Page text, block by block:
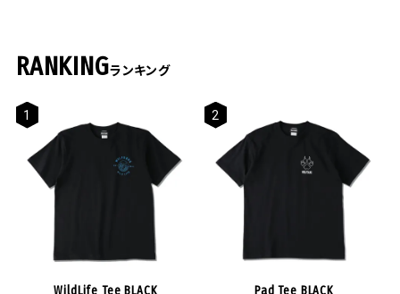
DawnPatrol - ドーンパトロー
ル -
BuenaOnda
WesternSky
- ウエスタンスカイ -
RANKINGランキング
WildLife Tee BLACK Pad Tee BLACK